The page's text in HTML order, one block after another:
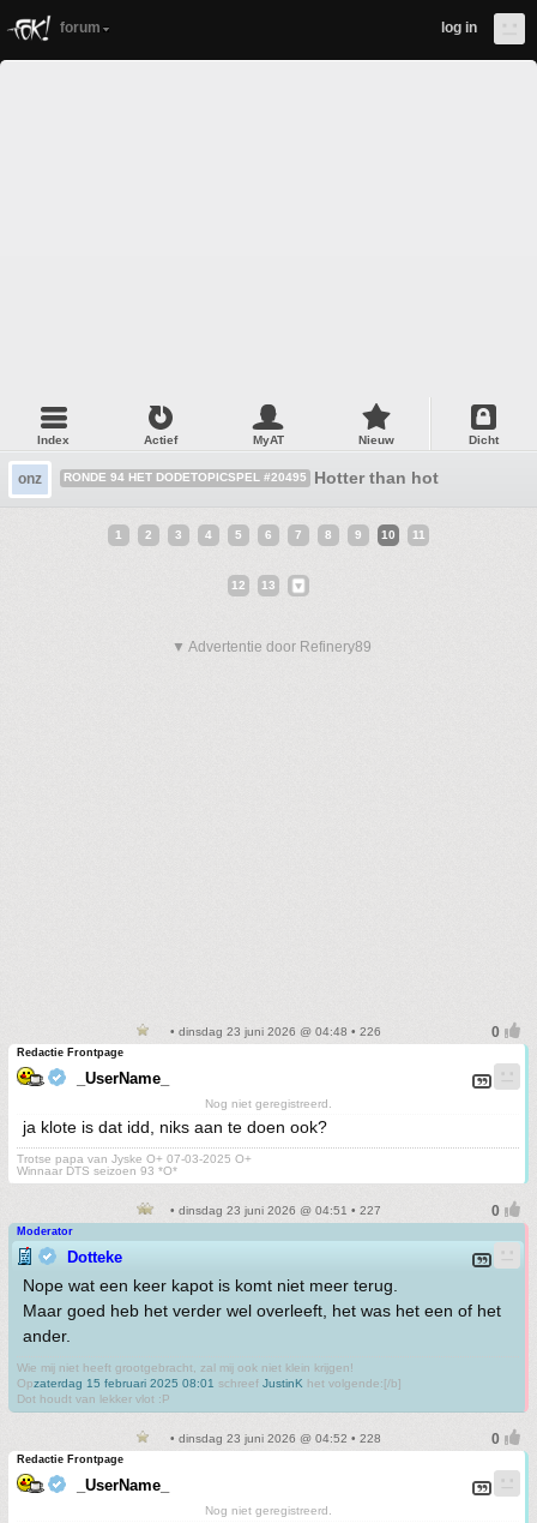
forum log in
Index Actief MyAT Nieuw Dicht
onz RONDE 94 HET DODETOPICSPEL #20495 Hotter than hot
1 2 3 4 5 6 7 8 9 10 11
12 13
▼ Advertentie door Refinery89
• dinsdag 23 juni 2026 @ 04:48 • 226
Redactie Frontpage
_UserName_
Nog niet geregistreerd.
ja klote is dat idd, niks aan te doen ook?
Trotse papa van Jyske O+ 07-03-2025 O+
Winnaar DTS seizoen 93 *O*
• dinsdag 23 juni 2026 @ 04:51 • 227
Moderator
Dotteke
Nope wat een keer kapot is komt niet meer terug.
Maar goed heb het verder wel overleeft, het was het een of het
ander.
Wie mij niet heeft grootgebracht, zal mij ook niet klein krijgen!
Opzaterdag 15 februari 2025 08:01 schreef JustinK het volgende:[/b]
Dot houdt van lekker vlot :P
• dinsdag 23 juni 2026 @ 04:52 • 228
Redactie Frontpage
_UserName_
Nog niet geregistreerd.